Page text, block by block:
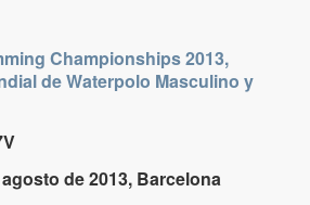
Championships 2013,
de Waterpolo Masculino y
de 2013, Barcelona